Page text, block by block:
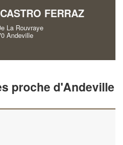
FERRAZ
La Rouvraye
Andeville
proche d'Andeville
En savoir plus